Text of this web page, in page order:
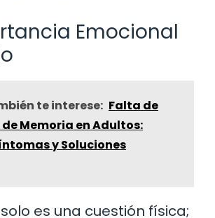
Emocional
te interese: Falta de
Memoria en Adultos:
y Soluciones
es una cuestión física;